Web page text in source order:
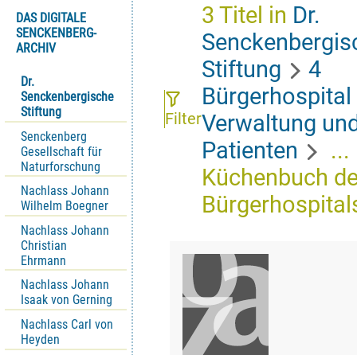
DAS DIGITALE
SENCKENBERG-
ARCHIV
Dr.
Senckenbergische
Stiftung
Senckenberg
Gesellschaft für
Naturforschung
Nachlass Johann
Wilhelm Boegner
Nachlass Johann
Christian
Ehrmann
Nachlass Johann
Isaak von Gerning
Nachlass Carl von
Heyden
Filter
3 Titel in Dr.
Stiftung
4
Bürgerhospital
Verwaltung
Patienten
...
Küchenbuch